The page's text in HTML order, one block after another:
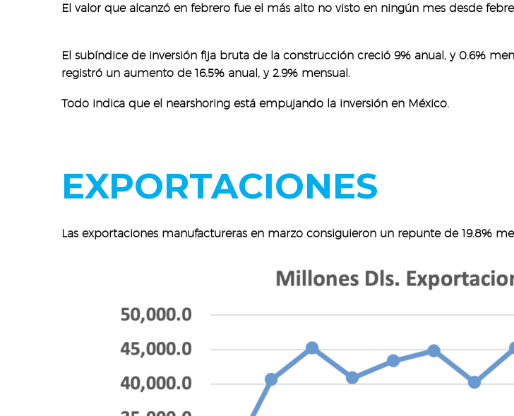
El valor que alcanzó en febrero fue el más alto no visto en ningún mes desde
El subíndice de inversión fija bruta de la construcción creció 9% anual, y 0.6%
registró un aumento de 16.5% anual, y 2.9% mensual.
Todo indica que el nearshoring está empujando la inversión en México.
EXPORTACIONES
Las exportaciones manufactureras en marzo consiguieron un repunte de 19.8%